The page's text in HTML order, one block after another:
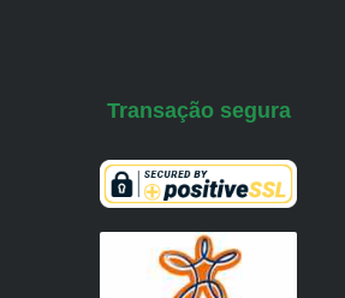
Transação segura